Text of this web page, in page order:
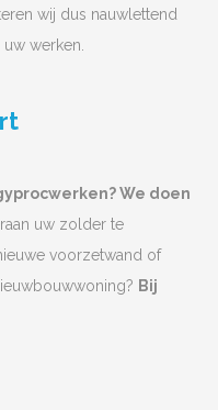
wij dus nauwlettend
werken.
We doen
uw zolder te
voorzetwand of
Bij